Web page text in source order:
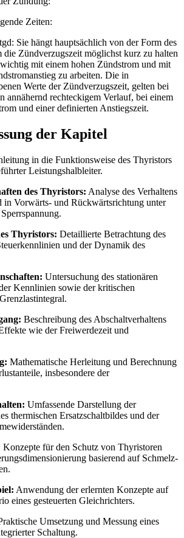
Zeiten:
Sie hängt hauptsächlich von der Form des
die Zündverzugszeit möglichst kurz zu halten
mit einem hohen Zündstrom und mit
zu arbeiten. Die in
Werte der Zündverzugszeit, gelten bei
annähernd rechteckigem Verlauf, bei einem
und einer definierten Anstiegszeit.
der Kapitel
in die Funktionsweise des Thyristors
Leistungshalbleiter.
des Thyristors: Analyse des Verhaltens
in Vorwärts- und Rückwärtsrichtung unter
Thyristors: Detaillierte Betrachtung des
und der Dynamik des
Untersuchung des stationären
Kennlinien sowie der kritischen
Beschreibung des Abschaltverhaltens
wie der Freiwerdezeit und
Mathematische Herleitung und Berechnung
insbesondere der
Umfassende Darstellung der
thermischen Ersatzschaltbildes und der
Konzepte für den Schutz von Thyristoren
basierend auf Schmelz-
Anwendung der erlernten Konzepte auf
eines gesteuerten Gleichrichters.
Umsetzung und Messung eines
Schaltung.